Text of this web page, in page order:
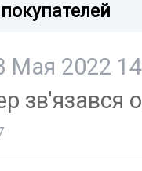
Мая 2022
зв'язався